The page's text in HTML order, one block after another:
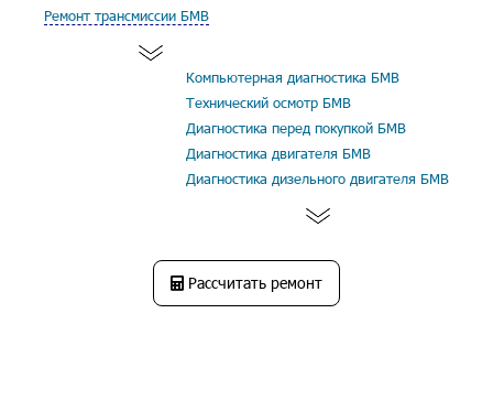
Ремонт трансмиссии БМВ
Компьютерная диагностика БМВ
Технический осмотр БМВ
Диагностика перед покупкой БМВ
Диагностика двигателя БМВ
Диагностика дизельного двигателя БМВ
Рассчитать ремонт